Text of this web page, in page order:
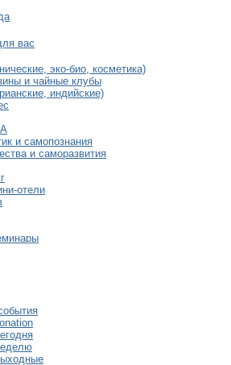
вас
эко-био, косметика)
и чайные клубы
индийские)
и самопознания
и саморазвития
отели